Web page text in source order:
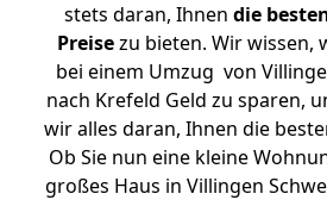
stets daran, Ihnen die
Preisezu bieten. Wir wissen,
bei einem Umzug von
nach Krefeld Geld zu sparen,
wir alles daran, Ihnen die
Ob Sie nun eine kleine
großes Haus in Villingen